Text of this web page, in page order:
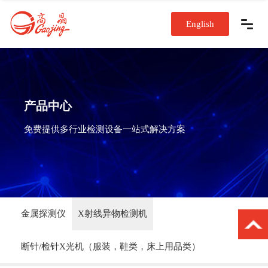
English
产品中心
免费提供多行业检测设备一站式解决方案
金属探测仪 X射线异物检测机
断针/检针X光机（服装，鞋类，床上用品类）